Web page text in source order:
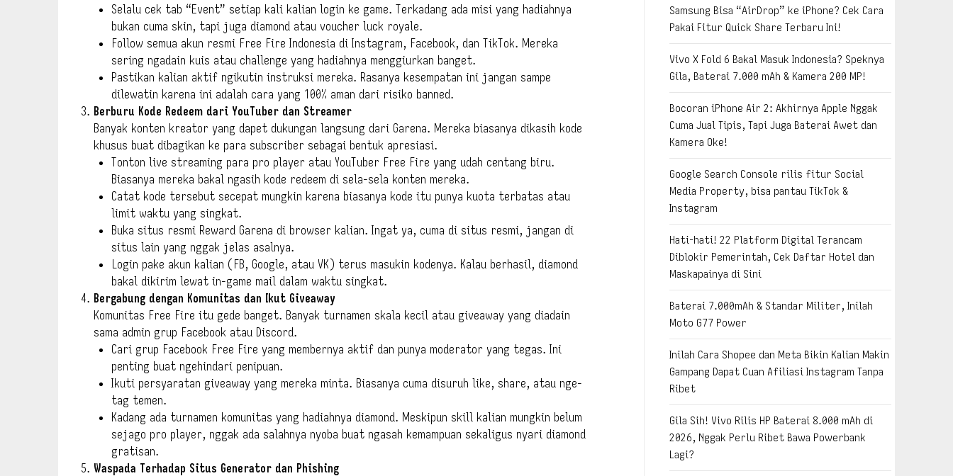
Selalu cek tab “Event” setiap kali kalian login ke game. Terkadang ada misi yang hadiahnya
bukan cuma skin, tapi juga diamond atau voucher luck royale.
Follow semua akun resmi Free Fire Indonesia di Instagram, Facebook, dan TikTok. Mereka
sering ngadain kuis atau challenge yang hadiahnya menggiurkan banget.
Pastikan kalian aktif ngikutin instruksi mereka. Rasanya kesempatan ini jangan sampe
dilewatin karena ini adalah cara yang 100% aman dari risiko banned.
Berburu Kode Redeem dari YouTuber dan Streamer
Banyak konten kreator yang dapet dukungan langsung dari Garena. Mereka biasanya dikasih kode
khusus buat dibagikan ke para subscriber sebagai bentuk apresiasi.
Tonton live streaming para pro player atau YouTuber Free Fire yang udah centang biru.
Biasanya mereka bakal ngasih kode redeem di sela-sela konten mereka.
Catat kode tersebut secepat mungkin karena biasanya kode itu punya kuota terbatas atau
limit waktu yang singkat.
Buka situs resmi Reward Garena di browser kalian. Ingat ya, cuma di situs resmi, jangan di
situs lain yang nggak jelas asalnya.
Login pake akun kalian (FB, Google, atau VK) terus masukin kodenya. Kalau berhasil, diamond
bakal dikirim lewat in-game mail dalam waktu singkat.
Bergabung dengan Komunitas dan Ikut Giveaway
Komunitas Free Fire itu gede banget. Banyak turnamen skala kecil atau giveaway yang diadain
sama admin grup Facebook atau Discord.
Cari grup Facebook Free Fire yang membernya aktif dan punya moderator yang tegas. Ini
penting buat ngehindari penipuan.
Ikuti persyaratan giveaway yang mereka minta. Biasanya cuma disuruh like, share, atau nge-
tag temen.
Kadang ada turnamen komunitas yang hadiahnya diamond. Meskipun skill kalian mungkin belum
sejago pro player, nggak ada salahnya nyoba buat ngasah kemampuan sekaligus nyari diamond
gratisan.
Waspada Terhadap Situs Generator dan Phishing
Samsung Bisa “AirDrop” ke iPhone? Cek Cara
Pakai Fitur Quick Share Terbaru Ini!
Vivo X Fold 6 Bakal Masuk Indonesia? Speknya
Gila, Baterai 7.000 mAh & Kamera 200 MP!
Bocoran iPhone Air 2: Akhirnya Apple Nggak
Cuma Jual Tipis, Tapi Juga Baterai Awet dan
Kamera Oke!
Google Search Console rilis fitur Social
Media Property, bisa pantau TikTok &
Instagram
Hati-hati! 22 Platform Digital Terancam
Diblokir Pemerintah, Cek Daftar Hotel dan
Maskapainya di Sini
Baterai 7.000mAh & Standar Militer, Inilah
Moto G77 Power
Inilah Cara Shopee dan Meta Bikin Kalian Makin
Gampang Dapat Cuan Afiliasi Instagram Tanpa
Ribet
Gila Sih! Vivo Rilis HP Baterai 8.000 mAh di
2026, Nggak Perlu Ribet Bawa Powerbank
Lagi?